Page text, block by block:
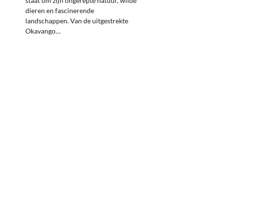
dieren en fascinerende
landschappen. Van de uitgestrekte
Okavango…